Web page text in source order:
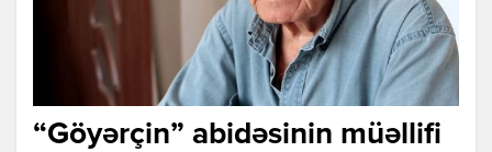
“Göyərçin” abidəsinin müəllifi